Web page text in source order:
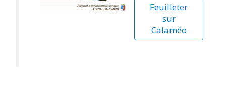
Feuilleter
sur
Calaméo